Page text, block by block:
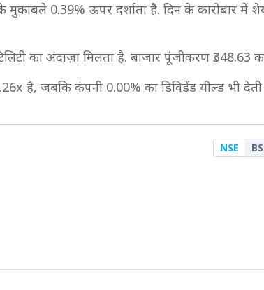
0.39% ऊपर दर्शाता है. दिन के कारोबार में
का अंदाज़ा मिलता है. बाजार पूंजीकरण
है, जबकि कंपनी 0.00% का डिविडेंड यील्ड भी देती
NSE